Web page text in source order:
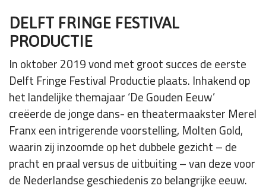
DELFT FRINGE FESTIVAL
PRODUCTIE
In oktober 2019 vond met groot succes de eerste
Delft Fringe Festival Productie plaats. Inhakend op
het landelijke themajaar ‘De Gouden Eeuw’
creëerde de jonge dans- en theatermaakster Merel
Franx een intrigerende voorstelling, Molten Gold,
waarin zij inzoomde op het dubbele gezicht – de
pracht en praal versus de uitbuiting – van deze voor
de Nederlandse geschiedenis zo belangrijke eeuw.